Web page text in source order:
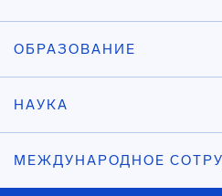
ОБРАЗОВАНИЕ
НАУКА
МЕЖДУНАРОДНОЕ